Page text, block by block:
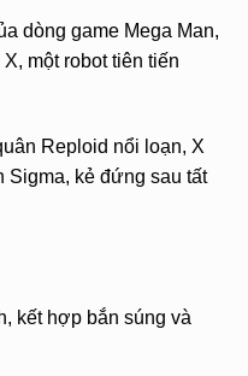
dòng game Mega Man,
một robot tiên tiến
Reploid nổi loạn, X
Sigma, kẻ đứng sau tất
kết hợp bắn súng và